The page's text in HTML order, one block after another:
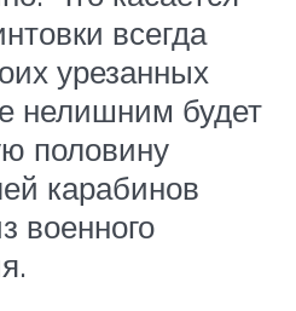
всегда
урезанных
нелишним будет
половину
карабинов
военного